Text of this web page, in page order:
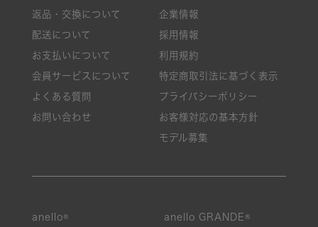
返品・交換について
配送について
お支払いについて
会員サービスについて
よくある質問
お問い合わせ
企業情報
採用情報
利用規約
特定商取引法に基づく表示
プライバシーポリシー
お客様対応の基本方針
モデル募集
anello® anello GRANDE®